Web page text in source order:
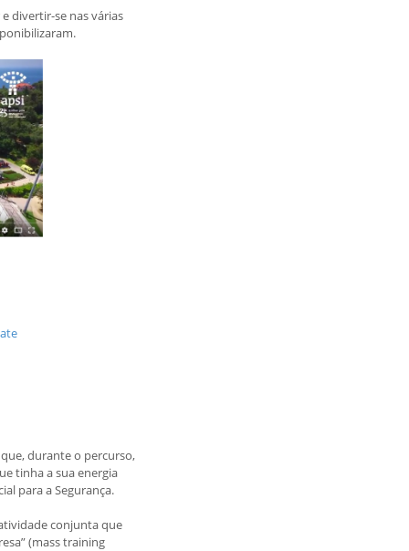
divertir-se nas várias
durante o percurso,
tinha a sua energia
para a Segurança.
conjunta que
(mass training